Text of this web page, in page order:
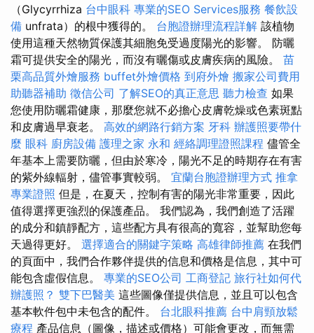
（Glycyrrhiza 台中眼科 專業的SEO Services服務 餐飲設
備 unfrata）的根中獲得的。 台胞證辦理流程詳解 該植物
使用這種天然物質保護其細胞免受過度陽光的影響。 防曬
霜可提供安全的陽光，而沒有曬傷或皮​​膚疾病的風險。 苗
栗高品質外燴服務 buffet外燴價格 到府外燴 搬家公司費用
助聽器補助 徵信公司 了解SEO的真正意思 聽力檢查 如果
您使用防曬霜健康，那麼您就不必擔心皮膚乾燥或色素斑點
和皮膚過早衰老。 高效的網路行銷方案 牙科 辦護照要帶什
麼 眼科 廚房設備 護理之家 永和 經絡調理證照課程 儘管全
年基本上需要防曬，但由於寒冷，陽光不足的時期存在有害
的紫外線輻射，儘管事實較弱。 宜蘭台胞證辦理方式 推拿
專業證照 但是，在夏天，控制有害的陽光非常重要，因此
值得選擇更強烈的保護產品。 我們認為，我們創造了活躍
的成分和鎮靜配方，這些配方具有很高的寬容，並幫助您每
天過得更好。 選擇適合的關鍵字策略 高雄律師推薦 在我們
的頁面中，我們合作夥伴提供的信息和價格是信息，其中可
能包含虛假信息。 專業的SEO公司 工商登記 旅行社如何代
辦護照？ 雙下巴醫美 這些圖像僅提供信息，並且可以包含
基本軟件包中未包含的配件。 台北眼科推薦 台中肩頸放鬆
療程 產品信息（圖像，描述或價格）可能會更改，而無需